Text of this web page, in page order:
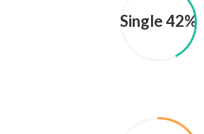
Single 42%